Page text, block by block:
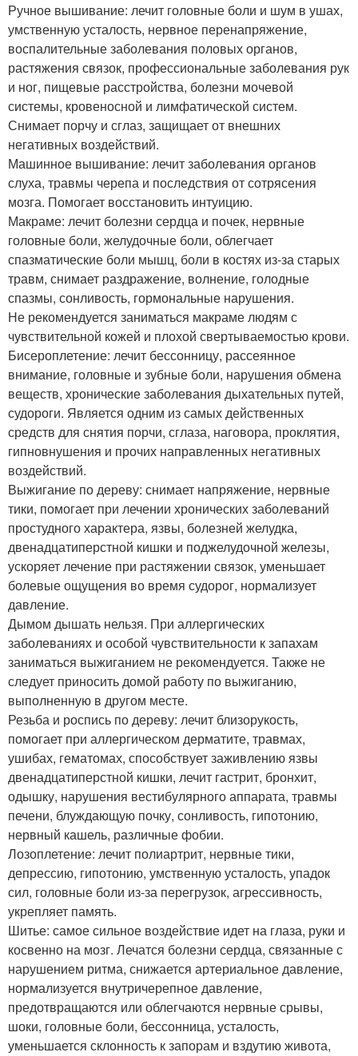
Ручное вышивание: лечит головные боли и шум в ушах,
умственную усталость, нервное перенапряжение,
воспалительные заболевания половых органов,
растяжения связок, профессиональные заболевания рук
и ног, пищевые расстройства, болезни мочевой
системы, кровеносной и лимфатической систем.
Снимает порчу и сглаз, защищает от внешних
негативных воздействий.
Машинное вышивание: лечит заболевания органов
слуха, травмы черепа и последствия от сотрясения
мозга. Помогает восстановить интуицию.
Макраме: лечит болезни сердца и почек, нервные
головные боли, желудочные боли, облегчает
спазматические боли мышц, боли в костях из-за старых
травм, снимает раздражение, волнение, голодные
спазмы, сонливость, гормональные нарушения.
Не рекомендуется заниматься макраме людям с
чувствительной кожей и плохой свертываемостью крови.
Бисероплетение: лечит бессонницу, рассеянное
внимание, головные и зубные боли, нарушения обмена
веществ, хронические заболевания дыхательных путей,
судороги. Является одним из самых действенных
средств для снятия порчи, сглаза, наговора, проклятия,
гипновнушения и прочих направленных негативных
воздействий.
Выжигание по дереву: снимает напряжение, нервные
тики, помогает при лечении хронических заболеваний
простудного характера, язвы, болезней желудка,
двенадцатиперстной кишки и поджелудочной железы,
ускоряет лечение при растяжении связок, уменьшает
болевые ощущения во время судорог, нормализует
давление.
Дымом дышать нельзя. При аллергических
заболеваниях и особой чувствительности к запахам
заниматься выжиганием не рекомендуется. Также не
следует приносить домой работу по выжиганию,
выполненную в другом месте.
Резьба и роспись по дереву: лечит близорукость,
помогает при аллергическом дерматите, травмах,
ушибах, гематомах, способствует заживлению язвы
двенадцатиперстной кишки, лечит гастрит, бронхит,
одышку, нарушения вестибулярного аппарата, травмы
печени, блуждающую почку, сонливость, гипотонию,
нервный кашель, различные фобии.
Лозоплетение: лечит полиартрит, нервные тики,
депрессию, гипотонию, умственную усталость, упадок
сил, головные боли из-за перегрузок, агрессивность,
укрепляет память.
Шитье: самое сильное воздействие идет на глаза, руки и
косвенно на мозг. Лечатся болезни сердца, связанные с
нарушением ритма, снижается артериальное давление,
нормализуется внутричерепное давление,
предотвращаются или облегчаются нервные срывы,
шоки, головные боли, бессонница, усталость,
уменьшается склонность к запорам и вздутию живота,